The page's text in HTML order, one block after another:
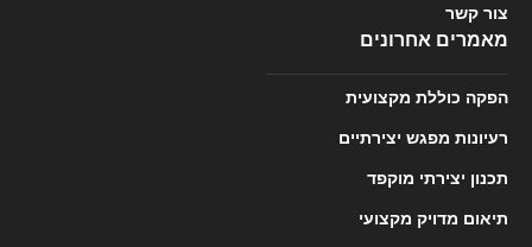
צור קשר
מאמרים אחרונים
הפקה כוללת מקצועית
רעיונות מפגש יצירתיים
תכנון יצירתי מוקפד
תיאום מדויק מקצועי